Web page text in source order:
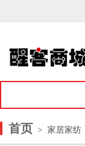
首页 > 家居家纺